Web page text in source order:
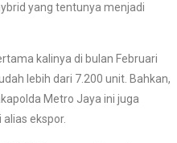
yang tentunya menjadi
kalinya di bulan Februari
lebih dari 7.200 unit. Bahkan,
Metro Jaya ini juga
ekspor.